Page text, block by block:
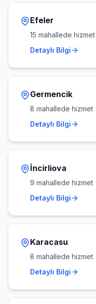
Efeler
15 mahallede hizmet
Detaylı Bilgi
Germencik
8 mahallede hizmet
Detaylı Bilgi
İncirliova
9 mahallede hizmet
Detaylı Bilgi
Karacasu
8 mahallede hizmet
Detaylı Bilgi